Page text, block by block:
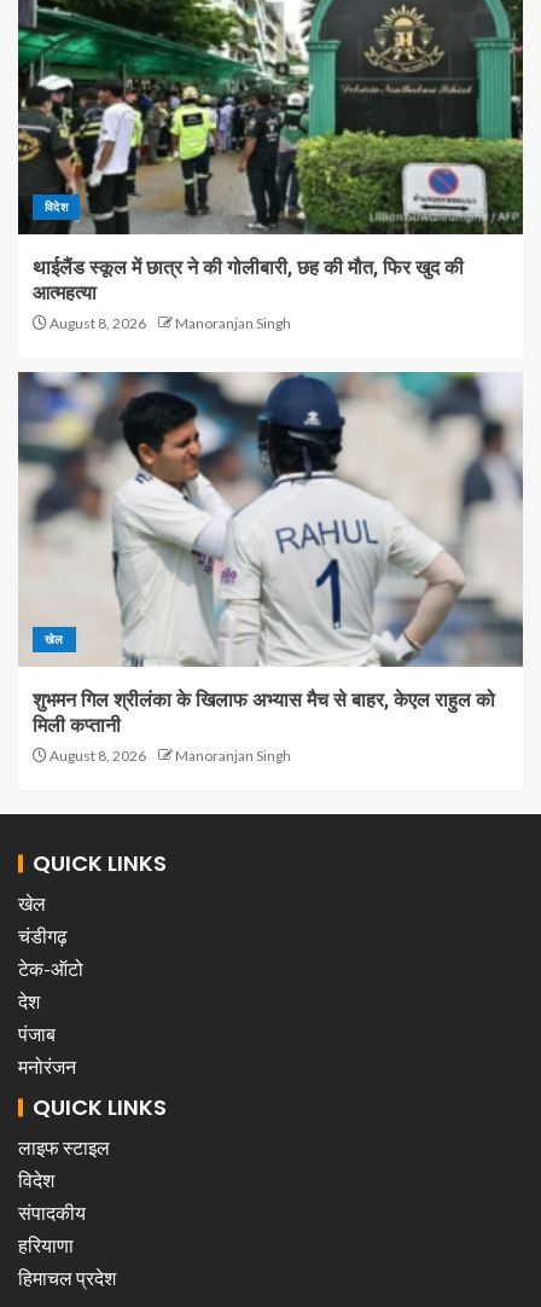
विदेश
थाईलैंड स्कूल में छात्र ने की गोलीबारी, छह की मौत, फिर खुद की
आत्महत्या
August 8, 2026 Manoranjan Singh
खेल
शुभमन गिल श्रीलंका के खिलाफ अभ्यास मैच से बाहर, केएल राहुल को
मिली कप्तानी
August 8, 2026 Manoranjan Singh
QUICK LINKS
खेल
चंडीगढ़
टेक-ऑटो
देश
पंजाब
मनोरंजन
QUICK LINKS
लाइफ स्टाइल
विदेश
संपादकीय
हरियाणा
हिमाचल प्रदेश